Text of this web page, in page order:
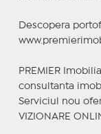
Descopera
PREMIER
consultanta
Serviciul nou
VIZIONARE